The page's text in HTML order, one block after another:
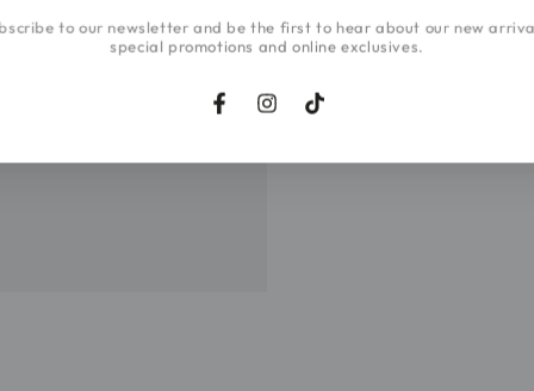
to our newsletter and be the first to hear about our new
special promotions and online exclusives.
FacebookInstagram
TikTok